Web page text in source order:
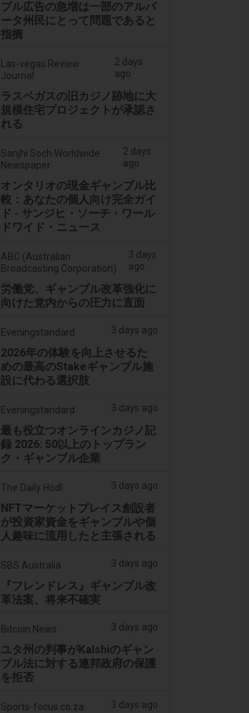
ブル広告の急増は一部のアルバ
ータ州民にとって問題であると
指摘
Las-vegas Review
Journal
2 days
ago
ラスベガスの旧カジノ跡地に大
規模住宅プロジェクトが承認さ
れる
Sanjhi Soch Worldwide
Newspaper
2 days
ago
オンタリオの現金ギャンブル比
較：あなたの個人向け完全ガイ
ド - サンジヒ・ソーチ・ワール
ドワイド・ニュース
ABC (Australian
Broadcasting Corporation)
3 days
ago
労働党、ギャンブル改革強化に
向けた党内からの圧力に直面
Eveningstandard 3 days ago
2026年の体験を向上させるた
めの最高のStakeギャンブル施
設に代わる選択肢
Eveningstandard 3 days ago
最も役立つオンラインカジノ記
録 2026: 50以上のトップラン
ク・ギャンブル企業
The Daily Hodl 3 days ago
NFTマーケットプレイス創設者
が投資家資金をギャンブルや個
人趣味に流用したと主張される
SBS Australia 3 days ago
『フレンドレス』ギャンブル改
革法案、将来不確実
Bitcoin News 3 days ago
ユタ州の判事がKalshiのギャン
ブル法に対する連邦政府の保護
を拒否
Sports-focus.co.za 3 days ago